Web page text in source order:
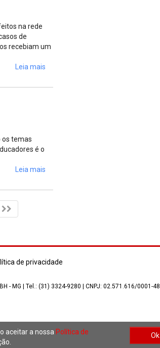
na rede
de
recebiam um
Leia mais
os temas
é o
Leia mais
aceitar a nossa Política de
Ok
de privacidade
- MG | Tel.: (31) 3324-9280 | CNPJ: 02.571.616/0001-48